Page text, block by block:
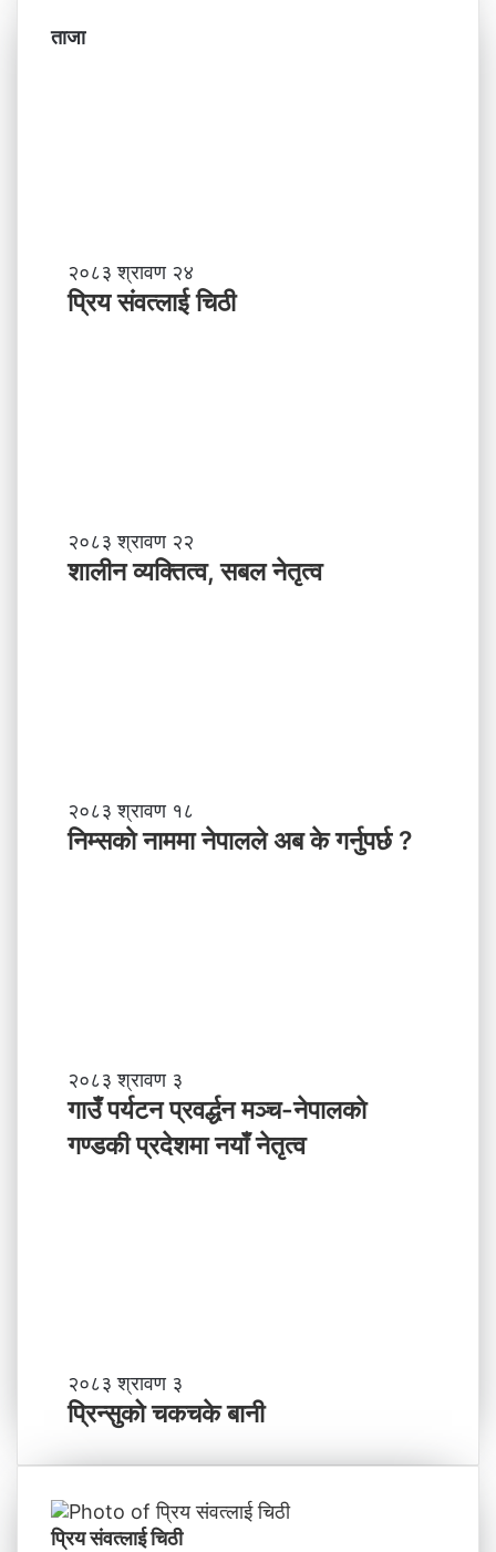
ताजा
प्रि
य
२०८३ श्रावण २४
प्रिय संवत्लाई चिठी
शा
ली
न
तृ
त्व
२०८३ श्रावण २२
शालीन व्यक्तित्व, सबल नेतृत्व
नि
म्स
ब
के
ग
र्नु
२०८३ श्रावण १८
निम्सकाे नाममा नेपालले अब के गर्नुपर्छ ?
गा
उँ
र्य
ने
पा
काे
ण्ड
की
२०८३ श्रावण ३
गाउँ पर्यटन प्रवर्द्धन मञ्च-नेपालकाे
गण्डकी प्रदेशमा नयाँ नेतृत्व
प्रि
न्सु
को
च
के
२०८३ श्रावण ३
प्रिन्सुको चकचके बानी
प्रिय संवत्लाई चिठी